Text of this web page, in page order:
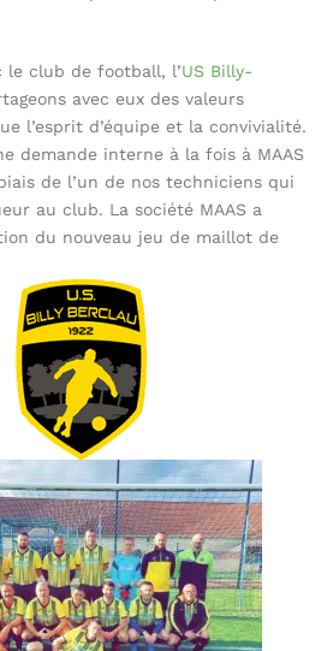
le club de football, l’US Billy-
avec eux des valeurs
l’esprit d’équipe et la convivialité.
demande interne à la fois à MAAS
de l’un de nos techniciens qui
au club. La société MAAS a
du nouveau jeu de maillot de